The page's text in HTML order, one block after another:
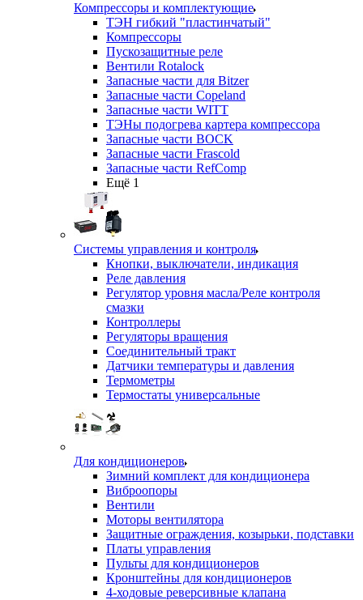
Компрессоры и комплектующие
ТЭН гибкий "пластинчатый"
Компрессоры
Пускозащитные реле
Вентили Rotalock
Запасные части для Bitzer
Запасные части Copeland
Запасные части WITT
ТЭНы подогрева картера компрессора
Запасные части BOCK
Запасные части Frascold
Запасные части RefComp
Ещё 1
Системы управления и контроля
Кнопки, выключатели, индикация
Реле давления
Регулятор уровня масла/Реле контроля
смазки
Контроллеры
Регуляторы вращения
Соединительный тракт
Датчики температуры и давления
Термометры
Термостаты универсальные
Для кондиционеров
Зимний комплект для кондиционера
Виброопоры
Вентили
Моторы вентилятора
Защитные ограждения, козырьки, подставки
Платы управления
Пульты для кондиционеров
Кронштейны для кондиционеров
4-ходовые реверсивные клапана